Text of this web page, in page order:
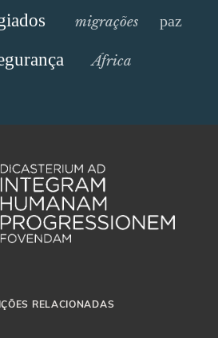
migrações paz
África
RELACIONADAS